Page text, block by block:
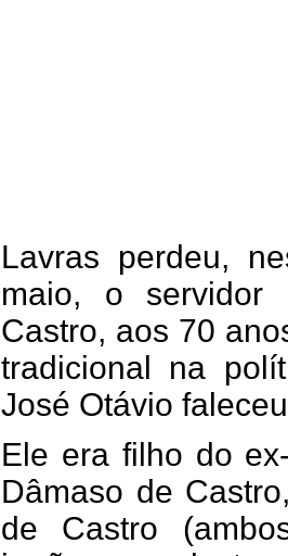
Lavras perdeu,
maio, o servidor
Castro, aos 70
tradicional na
José Otávio
Ele era filho do
Dâmaso de
de Castro